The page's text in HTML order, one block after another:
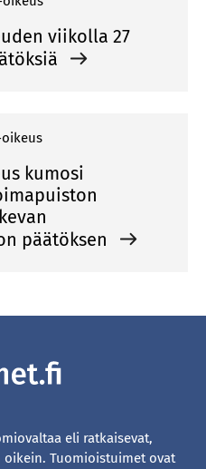
viikolla 27
kumosi
päätöksen
eli ratkaisevat,
oikein. Tuomioistuimet ovat